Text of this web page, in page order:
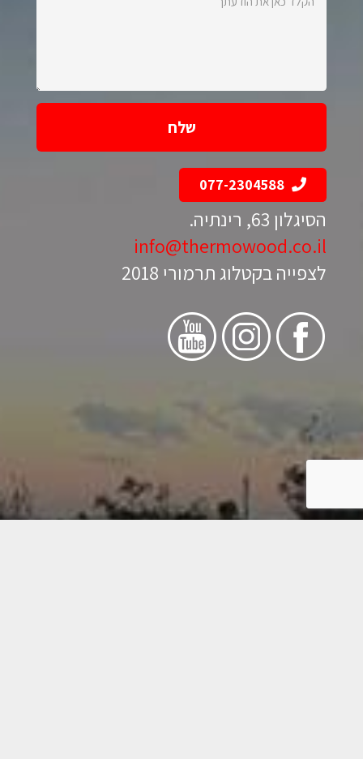
077-2304588
הסיגלון 63, רינתיה.
info@thermowood.co.il
לצפייה בקטלוג תרמורי 2018